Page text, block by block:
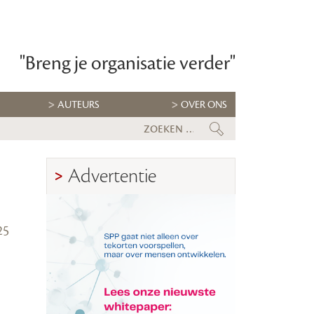
"Breng je organisatie verder"
AUTEURS OVER ONS
klaar voor?
Advertentie